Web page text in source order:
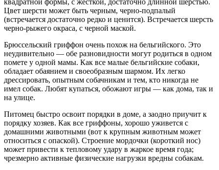
квадратной формы, с жесткой, достаточно длинной шерстью.
Цвет шерсти может быть черным, черно-подпалый
(встречается достаточно редко и ценится). Встречается шерсть
черно-рыжего окраса, с черной маской.
Брюссельский гриффон очень похож на бельгийского. Это
неудивительно — обе разновидности могут родиться в одном
помете у одной мамы. Как все малые бельгийские собаки,
обладает обаянием и своеобразным шармом. Их легко
дрессировать, опытным собачникам и тем, кто никогда не
имел собак. Любят купаться, обожают игры — как дома, так и
на улице.
Питомец быстро освоит порядки в доме, а заодно приучит к
порядку хозяев. Как все гриффоны, хорошо уживется с
домашними животными (вот к крупным животным может
относиться с опаской). Строение мордочки (короткий нос)
может привести к тепловому удару в жаркое время года;
чрезмерно активные физические нагрузки вредны собакам.